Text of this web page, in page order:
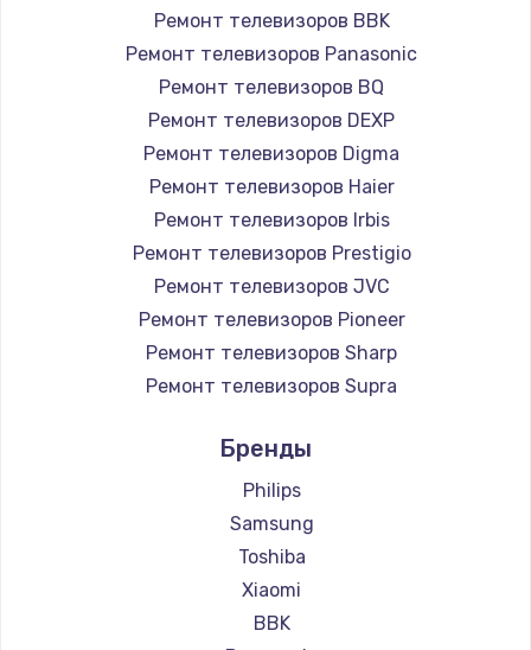
Заказать
Замена картридера
890 руб.
Заказать
Замена микросхемы NFC
1100 руб.
Заказать
Замена шим-контроллера
Заказать
Настройка Wi-Fi
1030 руб.
Заказать
Ремонт телевизоров BBK
Ремонт телевизоров Panasonic
Ремонт телевизоров BQ
Ремонт телевизоров DEXP
Ремонт телевизоров Digma
Ремонт телевизоров Haier
Ремонт телевизоров Irbis
Ремонт телевизоров Prestigio
Ремонт телевизоров JVC
Ремонт телевизоров Pioneer
Ремонт телевизоров Sharp
Ремонт телевизоров Supra
Ремонт телевизоров Hisense
Ремонт телевизоров Daewoo
Ремонт телевизоров Centek
Ремонт телевизоров Telefunken
Ремонт телевизоров Hyundai
Ремонт телевизоров Doffler
Бренды
Philips
Samsung
Toshiba
Xiaomi
BBK